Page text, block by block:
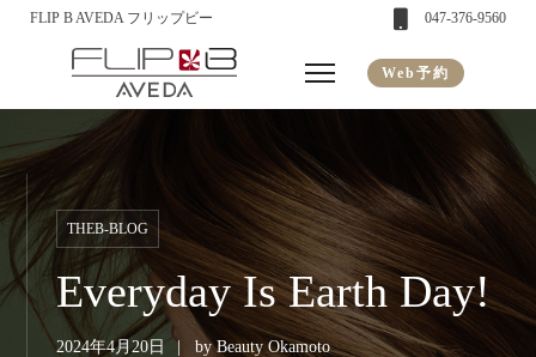
FLIP B AVEDA フリップビー 047-376-9560
Web予約
THEB-BLOG
Everyday Is Earth Day!
2024年4月20日 byBeauty Okamoto